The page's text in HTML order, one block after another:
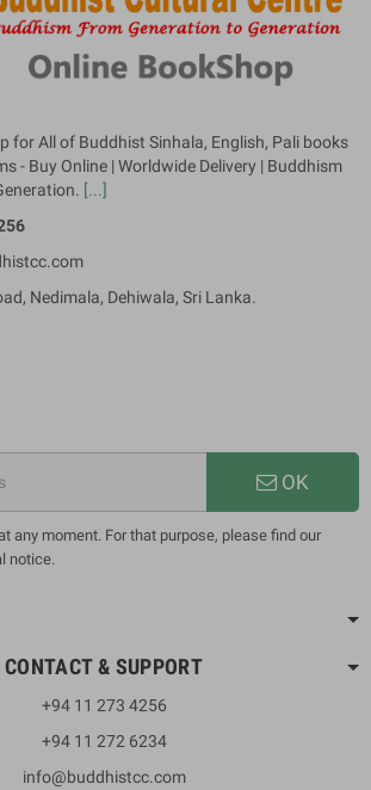
for All of Buddhist Sinhala, English, Pali books
- Buy Online | Worldwide Delivery | Buddhism
[...]
Nedimala, Dehiwala, Sri Lanka.
OK
any moment. For that purpose, please find our
notice.
CONTACT & SUPPORT
+94 11 273 4256
+94 11 272 6234
info@buddhistcc.com